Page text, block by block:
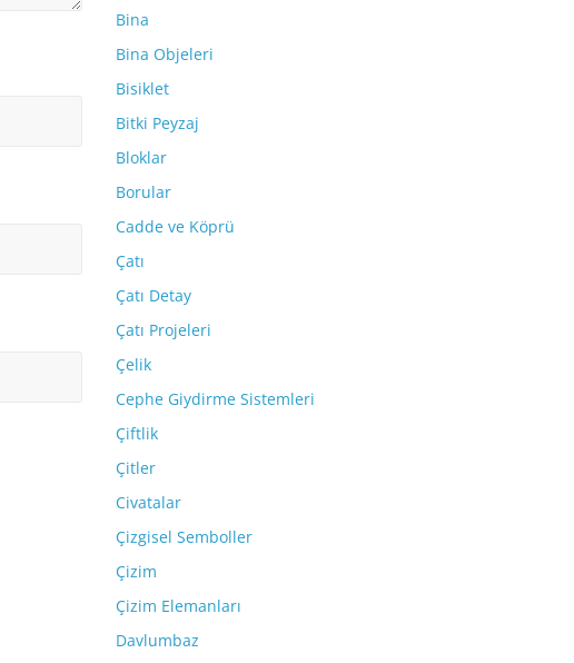
Bina
Bina Objeleri
Bisiklet
Bitki Peyzaj
Bloklar
Borular
Cadde ve Köprü
Çatı
Çatı Detay
Çatı Projeleri
Çelik
Cephe Giydirme Sistemleri
Çiftlik
Çitler
Civatalar
Çizgisel Semboller
Çizim
Çizim Elemanları
Davlumbaz